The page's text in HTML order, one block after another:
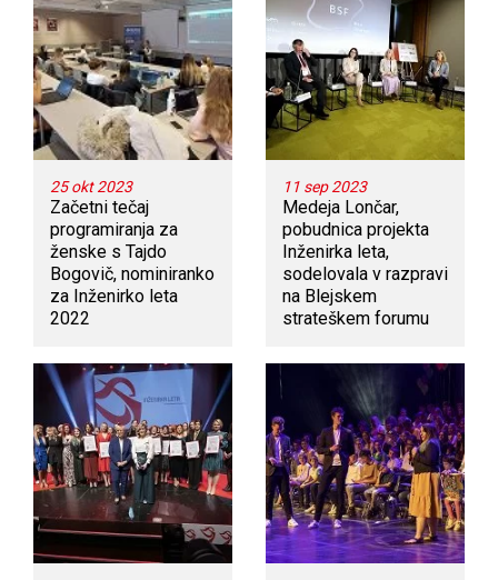
25 okt 2023
Začetni tečaj
programiranja za
ženske s Tajdo
Bogovič, nominiranko
za Inženirko leta
2022
11 sep 2023
Medeja Lončar,
pobudnica projekta
Inženirka leta,
sodelovala v razpravi
na Blejskem
strateškem forumu